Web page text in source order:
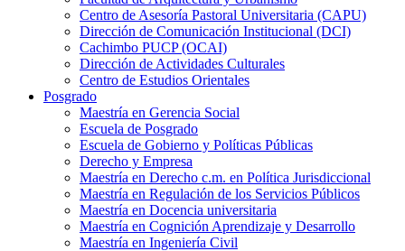
Centro de Asesoría Pastoral Universitaria (CAPU)
Dirección de Comunicación Institucional (DCI)
Cachimbo PUCP (OCAI)
Dirección de Actividades Culturales
Centro de Estudios Orientales
Posgrado
Maestría en Gerencia Social
Escuela de Posgrado
Escuela de Gobierno y Políticas Públicas
Derecho y Empresa
Maestría en Derecho c.m. en Política Jurisdiccional
Maestría en Regulación de los Servicios Públicos
Maestría en Docencia universitaria
Maestría en Cognición Aprendizaje y Desarrollo
Maestría en Ingeniería Civil